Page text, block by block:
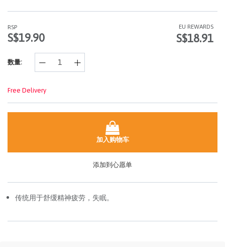
Reviews.
同
样
面
RSP
S$19.90
EU REWARDS
S$18.91
数量:
Free Delivery
加入购物车
添加到心愿单
传统用于舒缓精神疲劳，失眠。